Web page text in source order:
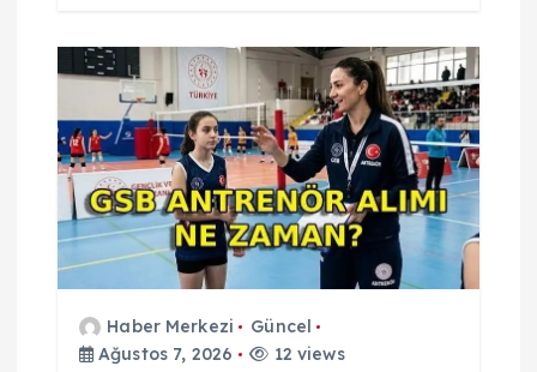
Haber Merkezi
Güncel
Ağustos 7, 2026
12 views